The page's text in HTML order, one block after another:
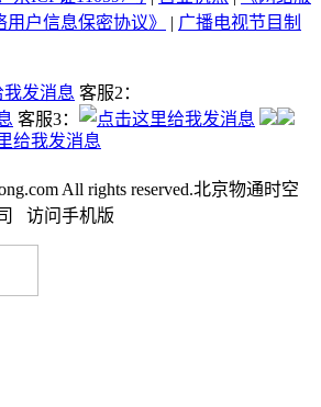
用户信息保密协议》 | 广播电视节目制
客服2：
客服3：
All rights reserved.北京物通时空
访问手机版